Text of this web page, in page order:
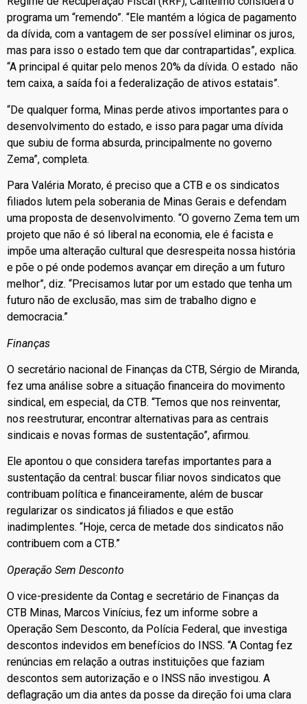
programa um “remendo”. “Ele mantém a lógica de pagamento
da dívida, com a vantagem de ser possível eliminar os juros,
mas para isso o estado tem que dar contrapartidas”, explica.
“A principal é quitar pelo menos 20% da dívida. O estado não
tem caixa, a saída foi a federalização de ativos estatais”.
“De qualquer forma, Minas perde ativos importantes para o
desenvolvimento do estado, e isso para pagar uma dívida
que subiu de forma absurda, principalmente no governo
Zema”, completa.
Para Valéria Morato, é preciso que a CTB e os sindicatos
filiados lutem pela soberania de Minas Gerais e defendam
uma proposta de desenvolvimento. “O governo Zema tem um
projeto que não é só liberal na economia, ele é facista e
impõe uma alteração cultural que desrespeita nossa história
e põe o pé onde podemos avançar em direção a um futuro
melhor”, diz. “Precisamos lutar por um estado que tenha um
futuro não de exclusão, mas sim de trabalho digno e
democracia.”
Finanças
O secretário nacional de Finanças da CTB, Sérgio de Miranda,
fez uma análise sobre a situação financeira do movimento
sindical, em especial, da CTB. “Temos que nos reinventar,
nos reestruturar, encontrar alternativas para as centrais
sindicais e novas formas de sustentação”, afirmou.
Ele apontou o que considera tarefas importantes para a
sustentação da central: buscar filiar novos sindicatos que
contribuam política e financeiramente, além de buscar
regularizar os sindicatos já filiados e que estão
inadimplentes. “Hoje, cerca de metade dos sindicatos não
contribuem com a CTB.”
Operação Sem Desconto
O vice-presidente da Contag e secretário de Finanças da
CTB Minas, Marcos Vinícius, fez um informe sobre a
Operação Sem Desconto, da Polícia Federal, que investiga
descontos indevidos em benefícios do INSS. “A Contag fez
renúncias em relação a outras instituições que faziam
descontos sem autorização e o INSS não investigou. A
deflagração um dia antes da posse da direção foi uma clara